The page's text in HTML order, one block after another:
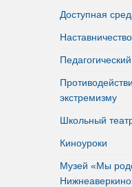
Доступная
Наставничество
экстремизму
Школьный
Киноуроки
Музей «Мы